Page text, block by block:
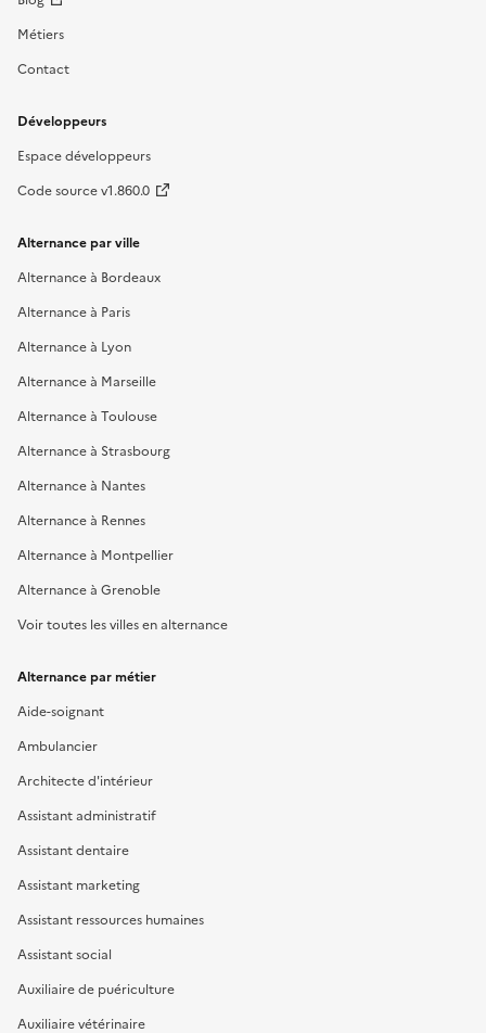
Métiers
Contact
Développeurs
Espace développeurs
Code source v1.860.0
Alternance par ville
Alternance à Bordeaux
Alternance à Paris
Alternance à Lyon
Alternance à Marseille
Alternance à Toulouse
Alternance à Strasbourg
Alternance à Nantes
Alternance à Rennes
Alternance à Montpellier
Alternance à Grenoble
Voir toutes les villes en alternance
Alternance par métier
Aide-soignant
Ambulancier
Architecte d'intérieur
Assistant administratif
Assistant dentaire
Assistant marketing
Assistant ressources humaines
Assistant social
Auxiliaire de puériculture
Auxiliaire vétérinaire